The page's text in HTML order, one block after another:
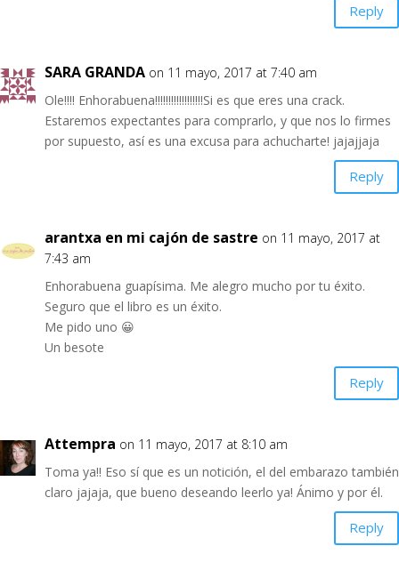
Reply
SARA GRANDA on 11 mayo, 2017 at 7:40 am
Ole!!!! Enhorabuena!!!!!!!!!!!!!!!!!!Si es que eres una crack.
Estaremos expectantes para comprarlo, y que nos lo firmes
por supuesto, así es una excusa para achucharte! jajajjaja
Reply
arantxa en mi cajón de sastre on 11 mayo, 2017 at
7:43 am
Enhorabuena guapísima. Me alegro mucho por tu éxito.
Seguro que el libro es un éxito.
Me pido uno 😀
Un besote
Reply
Attempra on 11 mayo, 2017 at 8:10 am
Toma ya!! Eso sí que es un notición, el del embarazo también
claro jajaja, que bueno deseando leerlo ya! Ánimo y por él.
Reply